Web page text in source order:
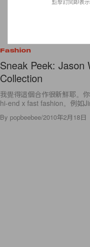
Fashion
Sneak Peek: Jason
Collection
我覺得這個合作很新鮮耶。
hi-end x fast fashion。例如
By popbeebee/2010年2月18日